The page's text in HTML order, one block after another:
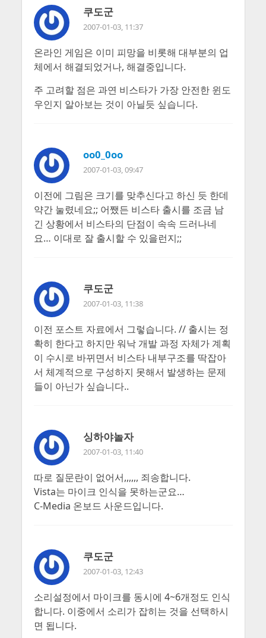
쿠도군
2007-01-03, 11:37
온라인 게임은 이미 피망을 비롯해 대부분의 업
체에서 해결되었거나, 해결중입니다.
주 고려할 점은 과연 비스타가 가장 안전한 윈도
우인지 알아보는 것이 아닐듯 싶습니다.
oo0_0oo
2007-01-03, 09:47
이전에 그림은 크기를 맞추신다고 하신 듯 한데
약간 눌렸네요;; 어쨌든 비스타 출시를 조금 남
긴 상황에서 비스타의 단점이 속속 드러나네
요… 이대로 잘 출시할 수 있을런지;;
쿠도군
2007-01-03, 11:38
이전 포스트 자료에서 그렇습니다. // 출시는 정
확히 한다고 하지만 워낙 개발 과정 자체가 계획
이 수시로 바뀌면서 비스타 내부구조를 딱잡아
서 체계적으로 구성하지 못해서 발생하는 문제
들이 아닌가 싶습니다..
싱하야놀자
2007-01-03, 11:40
따로 질문란이 없어서,,,,,, 죄송합니다.
Vista는 마이크 인식을 못하는군요…
C-Media 온보드 사운드입니다.
쿠도군
2007-01-03, 12:43
소리설정에서 마이크를 동시에 4~6개정도 인식
합니다. 이중에서 소리가 잡히는 것을 선택하시
면 됩니다.